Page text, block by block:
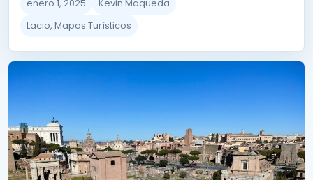
enero 1, 2025
Kevin Maqueda
Lacio, Mapas Turísticos